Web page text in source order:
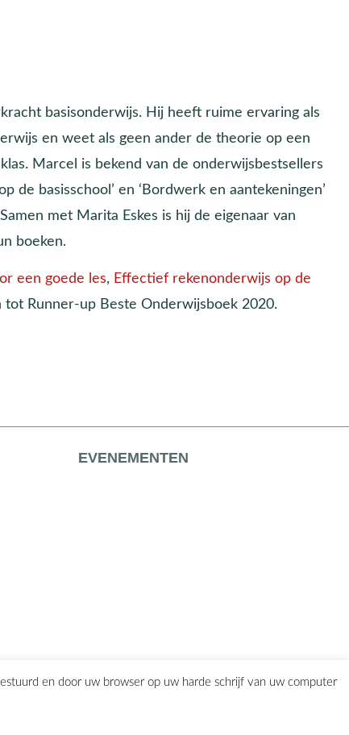
basisonderwijs. Hij heeft ruime ervaring als
en weet als geen ander de theorie op een
Marcel is bekend van de onderwijsbestsellers
de basisschool’ en ‘Bordwerk en aantekeningen’
met Marita Eskes is hij de eigenaar van
boeken.
een goede les, Effectief rekenonderwijs op de
tot Runner-up Beste Onderwijsboek 2020.
EVENEMENTEN
en door uw browser op uw harde schrijf van uw computer